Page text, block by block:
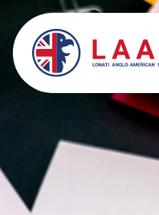
Schooling
Schooling